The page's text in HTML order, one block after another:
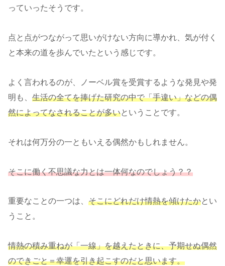
っていったそうです。
点と点がつながって思いがけない方向に導かれ、気が付く
と本来の道を歩んでいたという感じです。
よく言われるのが、ノーベル賞を受賞するような発見や発
明も、 生活の全てを捧げた研究の中で「手違い」などの偶
然によってなされることが多いということです。
それは何万分の一ともいえる偶然かもしれません。
そこに働く不思議な力とは一体何なのでしょう？？
重要なことの一つは、 そこにどれだけ情熱を傾けたかとい
うこと。
情熱の積み重ねが「一線」を越えたときに、予期せぬ偶然
のできごと＝幸運を引き起こすのだと思います。